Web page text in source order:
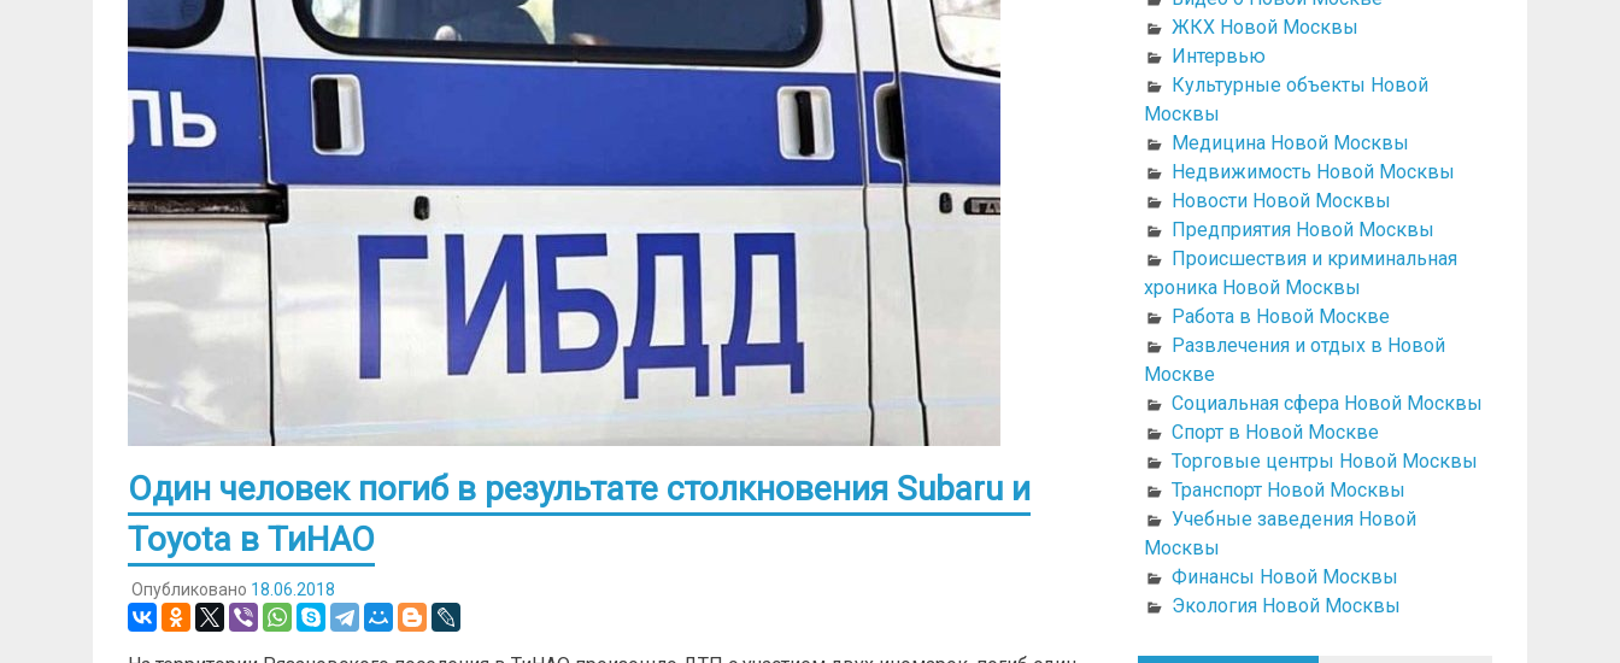
Один человек погиб в результате столкновения Subaru и
Toyota в ТиНАО
Опубликовано 18.06.2018
ЖКХ Новой Москвы
Интервью
Культурные объекты Новой
Москвы
Медицина Новой Москвы
Недвижимость Новой Москвы
Новости Новой Москвы
Предприятия Новой Москвы
Происшествия и криминальная
хроника Новой Москвы
Работа в Новой Москве
Развлечения и отдых в Новой
Москве
Социальная сфера Новой Москвы
Спорт в Новой Москве
Торговые центры Новой Москвы
Транспорт Новой Москвы
Учебные заведения Новой
Москвы
Финансы Новой Москвы
Экология Новой Москвы